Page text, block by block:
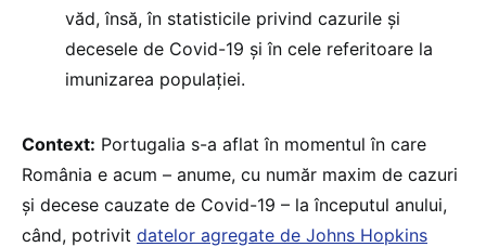
văd, însă, în statisticile privind cazurile și
decesele de Covid-19 și în cele referitoare la
imunizarea populației.
Context: Portugalia s-a aflat în momentul în care
România e acum – anume, cu număr maxim de cazuri
și decese cauzate de Covid-19 – la începutul anului,
când, potrivit datelor agregate de Johns Hopkins